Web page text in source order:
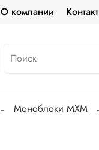
О компании
Моноблоки МХМ